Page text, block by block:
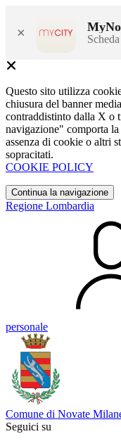
×
Questo sito utilizza
chiusura del banner
contraddistinto dalla X o
navigazione" comporta
assenza di cookie o altri
sopracitati.
COOKIE POLICY
Continua la navigazione
Regione Lombardia
personale
Comune di Novate
Seguici su